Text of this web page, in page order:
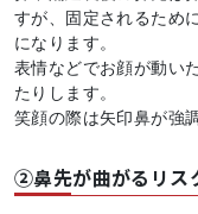
すが、固定されるため
になります。
表情などでお顔が動い
たりします。
笑顔の際は矢印鼻が強
②鼻先が曲がるリス